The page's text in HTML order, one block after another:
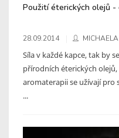
Použití éterických olejů -
28.09.2014
Síla v každé kapce, tak by
přírodních éterických olejů,
aromaterapii se užívají
...